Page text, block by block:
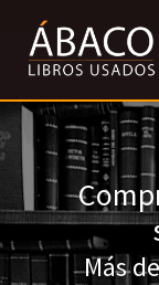
Más